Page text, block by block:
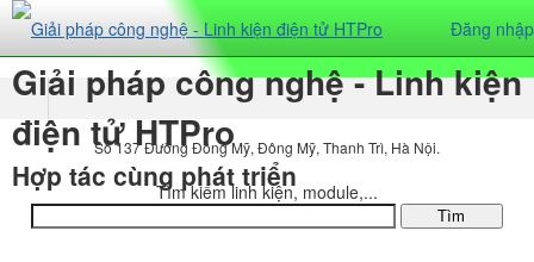
Giải pháp công nghệ - Linh kiện
điện tử HTPro
Hợp tác cùng phát triển
Đăng nhập
Số 137 Đường Đông Mỹ, Đông Mỹ, Thanh Trì, Hà Nội.
Tìm kiếm linh kiện, module,...